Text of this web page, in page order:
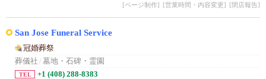
[ページ制作] [営業時間・内容変更] [閉店報告]
San Jose Funeral Service
冠婚葬祭
葬儀社 / 墓地・石碑・霊園
TEL +1 (408) 288-8383